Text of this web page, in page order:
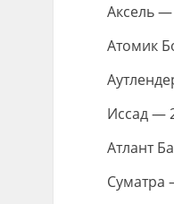
Аксель —
Атомик
Иссад —
Атлант
Суматра